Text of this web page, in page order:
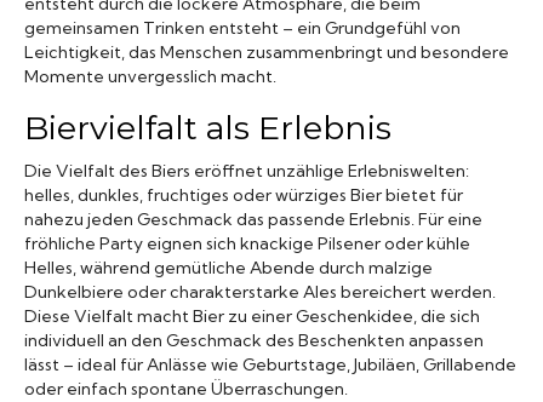
gemeinsamen Trinken entsteht – ein Grundgefühl von
Leichtigkeit, das Menschen zusammenbringt und besondere
Momente unvergesslich macht.
Biervielfalt als Erlebnis
Die Vielfalt des Biers eröffnet unzählige Erlebniswelten:
helles, dunkles, fruchtiges oder würziges Bier bietet für
nahezu jeden Geschmack das passende Erlebnis. Für eine
fröhliche Party eignen sich knackige Pilsener oder kühle
Helles, während gemütliche Abende durch malzige
Dunkelbiere oder charakterstarke Ales bereichert werden.
Diese Vielfalt macht Bier zu einer Geschenkidee, die sich
individuell an den Geschmack des Beschenkten anpassen
lässt – ideal für Anlässe wie Geburtstage, Jubiläen, Grillabende
oder einfach spontane Überraschungen.